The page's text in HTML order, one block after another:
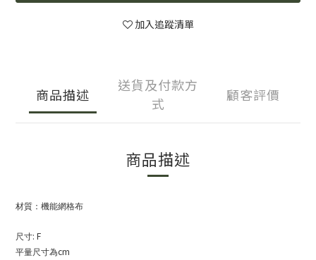
加入追蹤清單
商品描述
送貨及付款方
式
顧客評價
商品描述
材質：機能網格布
尺寸: F
平量尺寸為cm